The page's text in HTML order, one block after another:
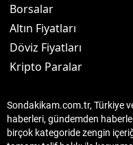
Borsalar
Altın Fiyatları
Döviz Fiyatları
Kripto Paralar
Sondakikam.com.tr, Türkiye
haberleri, gündemden
birçok kategoride zengin